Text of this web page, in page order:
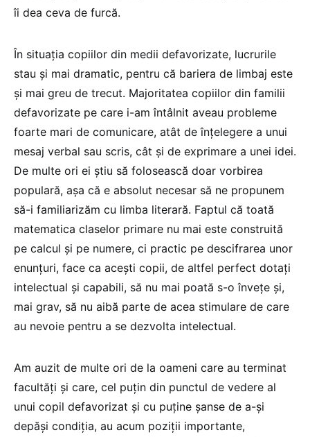
îi dea ceva de furcă.
În situaţia copiilor din medii defavorizate, lucrurile
stau şi mai dramatic, pentru că bariera de limbaj este
şi mai greu de trecut. Majoritatea copiilor din familii
defavorizate pe care i-am întâlnit aveau probleme
foarte mari de comunicare, atât de înţelegere a unui
mesaj verbal sau scris, cât şi de exprimare a unei idei.
De multe ori ei ştiu să folosească doar vorbirea
populară, aşa că e absolut necesar să ne propunem
să-i familiarizăm cu limba literară. Faptul că toată
matematica claselor primare nu mai este construită
pe calcul şi pe numere, ci practic pe descifrarea unor
enunţuri, face ca aceşti copii, de altfel perfect dotaţi
intelectual şi capabili, să nu mai poată s-o înveţe şi,
mai grav, să nu aibă parte de acea stimulare de care
au nevoie pentru a se dezvolta intelectual.
Am auzit de multe ori de la oameni care au terminat
facultăţi şi care, cel puţin din punctul de vedere al
unui copil defavorizat şi cu puţine şanse de a-şi
depăşi condiţia, au acum poziţii importante,